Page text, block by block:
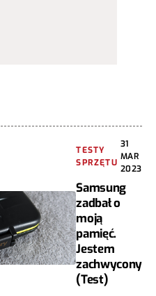
TESTY
SPRZĘTU
31
MAR
2023
Samsung
zadbał o
moją
pamięć.
Jestem
zachwycony
(Test)